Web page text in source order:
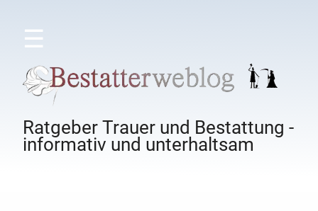
☰
Ratgeber Trauer und Bestattung -
informativ und unterhaltsam